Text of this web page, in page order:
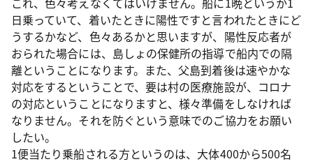
日乗っていて、着いたときに陽性ですと言われたときにど
うするかなど、色々あるかと思いますが、陽性反応者が
おられた場合には、島しょの保健所の指導で船内での隔
離ということになります。また、父島到着後は速やかな
対応をするということで、要は村の医療施設が、コロナ
の対応ということになりますと、様々準備をしなければ
なりません。それを防ぐという意味でのご協力をお願い
したい。
1便当たり乗船される方というのは、大体400から500名